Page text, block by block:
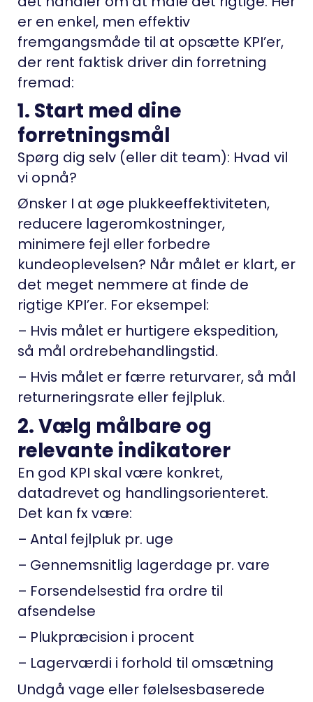
er en enkel, men effektiv
fremgangsmåde til at opsætte KPI’er,
der rent faktisk driver din forretning
fremad:
1. Start med dine
forretningsmål
Spørg dig selv (eller dit team): Hvad vil
vi opnå?
Ønsker I at øge plukkeeffektiviteten,
reducere lageromkostninger,
minimere fejl eller forbedre
kundeoplevelsen? Når målet er klart, er
det meget nemmere at finde de
rigtige KPI’er. For eksempel:
– Hvis målet er hurtigere ekspedition,
så mål ordrebehandlingstid.
– Hvis målet er færre returvarer, så mål
returneringsrate eller fejlpluk.
2. Vælg målbare og
relevante indikatorer
En god KPI skal være konkret,
datadrevet og handlingsorienteret.
Det kan fx være:
– Antal fejlpluk pr. uge
– Gennemsnitlig lagerdage pr. vare
– Forsendelsestid fra ordre til
afsendelse
– Plukpræcision i procent
– Lagerværdi i forhold til omsætning
Undgå vage eller følelsesbaserede